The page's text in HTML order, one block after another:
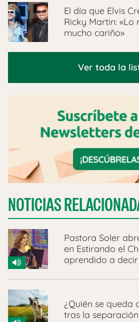
El día que Elvis
Ricky Martin: «Lo
mucho cariño»
Ver toda la
NOTICIAS
Pastora Soler
en Estirando el
aprendido a
¿Quién se queda
tras la